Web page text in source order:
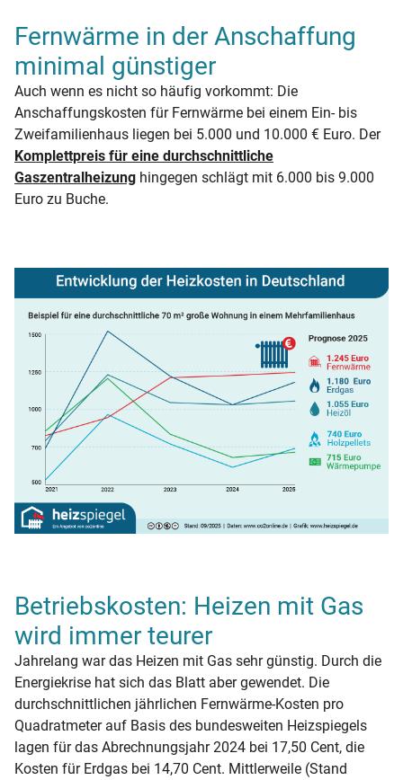
Fernwärme in der Anschaffung
minimal günstiger
Auch wenn es nicht so häufig vorkommt: Die
Anschaffungskosten für Fernwärme bei einem Ein- bis
Zweifamilienhaus liegen bei 5.000 und 10.000 € Euro. Der
Komplettpreis für eine durchschnittliche
Gaszentralheizung hingegen schlägt mit 6.000 bis 9.000
Euro zu Buche.
Betriebskosten: Heizen mit Gas
wird immer teurer
Jahrelang war das Heizen mit Gas sehr günstig. Durch die
Energiekrise hat sich das Blatt aber gewendet. Die
durchschnittlichen jährlichen Fernwärme-Kosten pro
Quadratmeter auf Basis des bundesweiten Heizspiegels
lagen für das Abrechnungsjahr 2024 bei 17,50 Cent, die
Kosten für Erdgas bei 14,70 Cent. Mittlerweile (Stand